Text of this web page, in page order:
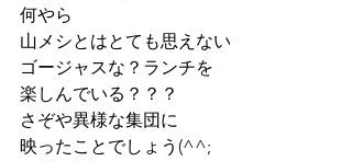
何やら
山メシとはとても思えない
ゴージャスな？ランチを
楽しんでいる？？？
さぞや異様な集団に
映ったことでしょう(^^;